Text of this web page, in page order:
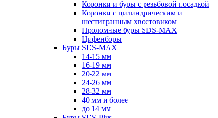
Коронки и буры с резьбовой посадкой
Коронки с цилиндрическим и
шестигранным хвостовиком
Проломные буры SDS-MAX
Цифенборы
Буры SDS-MAX
14-15 мм
16-19 мм
20-22 мм
24-26 мм
28-32 мм
40 мм и более
до 14 мм